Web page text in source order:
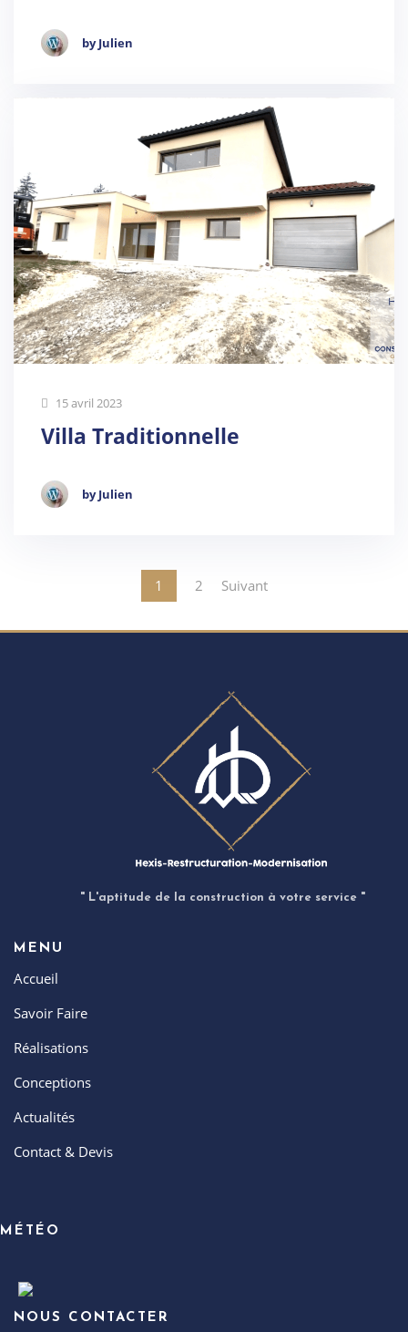
by Julien
15 avril 2023
Villa Traditionnelle
by Julien
1 2 Suivant
" L'aptitude de la construction à votre service "
MENU
Accueil
Savoir Faire
Réalisations
Conceptions
Actualités
Contact & Devis
MÉTÉO
NOUS CONTACTER